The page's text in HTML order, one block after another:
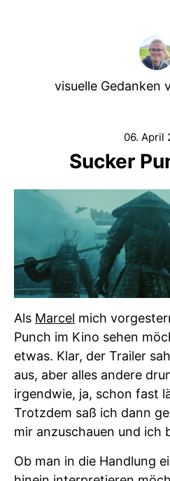
visuelle Gedanken
06. April
Sucker
Als Marcel mich
Punch im Kino sehen
etwas. Klar, der Trailer
aus, aber alles andere
irgendwie, ja, schon fast
Trotzdem saß ich dann
mir anzuschauen und ich
Ob man in die Handlung